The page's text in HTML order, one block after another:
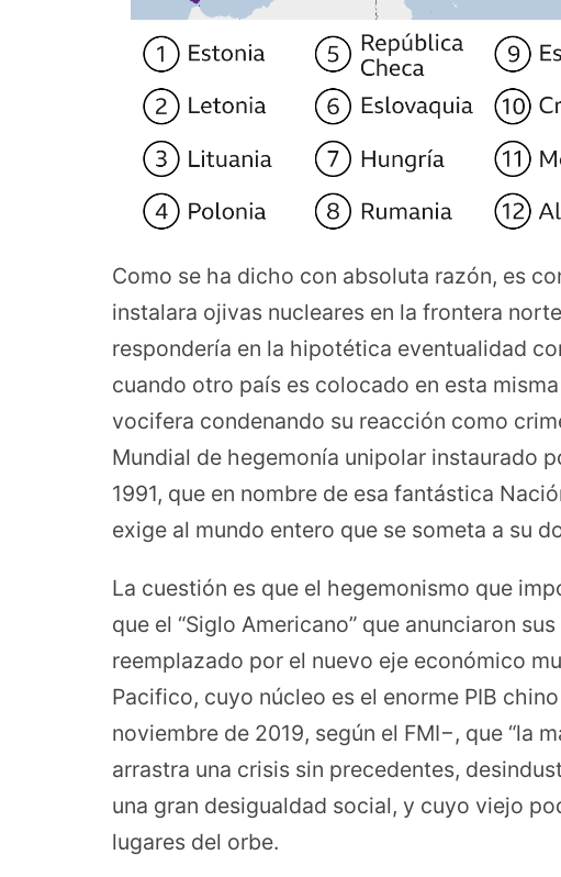
Como se ha dicho con absoluta razón, es
instalara ojivas nucleares en la frontera
respondería en la hipotética eventualidad
cuando otro país es colocado en esta
vocifera condenando su reacción como
Mundial de hegemonía unipolar instaurado
1991, que en nombre de esa fantástica
exige al mundo entero que se someta a su
La cuestión es que el hegemonismo que
que el “Siglo Americano” que anunciaron
reemplazado por el nuevo eje económico
Pacifico, cuyo núcleo es el enorme PIB
noviembre de 2019, según el FMI−, que “la
arrastra una crisis sin precedentes,
una gran desigualdad social, y cuyo viejo
lugares del orbe.